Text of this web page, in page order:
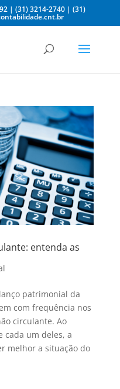
| (31) 3214-2740| (31)
entenda as
patrimonial da
com frequência nos
circulante. Ao
cada um deles, a
melhor a situação do